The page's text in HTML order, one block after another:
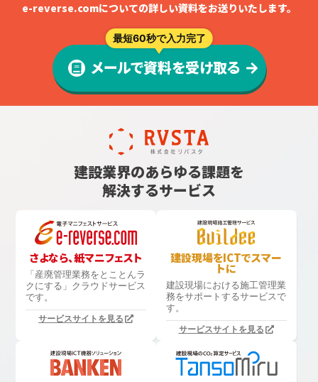
e-reverse.comについての詳しい資料をお送りいたします。
最短60秒で入力完了
メールで資料を受け取る
建設業界のあらゆる課題を
解決するサービス
さよなら、紙マニフェスト
「産廃管理業務をとことんラ
クにする」 クラウドサービス
です。
サービスサイトを見る
建設現場をICTでスマー
トに
建設現場における施工管理業
務をサポートするサービスで
す。
サービスサイトを見る